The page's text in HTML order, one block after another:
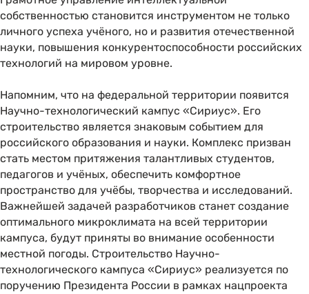
собственностью становится инструментом не только
личного успеха учёного, но и развития отечественной
науки, повышения конкурентоспособности российских
технологий на мировом уровне.
Напомним, что на федеральной территории появится
Научно-технологический кампус «Сириус». Его
строительство является знаковым событием для
российского образования и науки. Комплекс призван
стать местом притяжения талантливых студентов,
педагогов и учёных, обеспечить комфортное
пространство для учёбы, творчества и исследований.
Важнейшей задачей разработчиков станет создание
оптимального микроклимата на всей территории
кампуса, будут приняты во внимание особенности
местной погоды. Строительство Научно-
технологического кампуса «Сириус» реализуется по
поручению Президента России в рамках нацпроекта